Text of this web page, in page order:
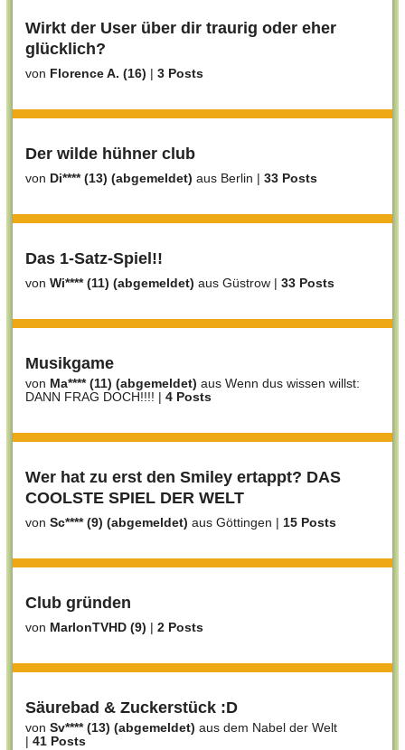
Wirkt der User über dir traurig oder eher
glücklich?
von Florence A. (16) | 3 Posts
Der wilde hühner club
von Di**** (13) (abgemeldet) aus Berlin | 33 Posts
Das 1-Satz-Spiel!!
von Wi**** (11) (abgemeldet) aus Güstrow | 33 Posts
Musikgame
von Ma**** (11) (abgemeldet) aus Wenn dus wissen willst:
DANN FRAG DOCH!!!! | 4 Posts
Wer hat zu erst den Smiley ertappt? DAS
COOLSTE SPIEL DER WELT
von Sc**** (9) (abgemeldet) aus Göttingen | 15 Posts
Club gründen
von MarlonTVHD (9) | 2 Posts
Säurebad & Zuckerstück :D
von Sv**** (13) (abgemeldet) aus dem Nabel der Welt
| 41 Posts